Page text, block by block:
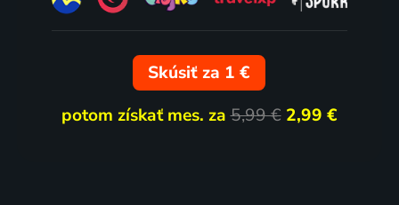
4 diely
Skúsiť za 1 €
potom získať mes. za5,99 € 2,99 €